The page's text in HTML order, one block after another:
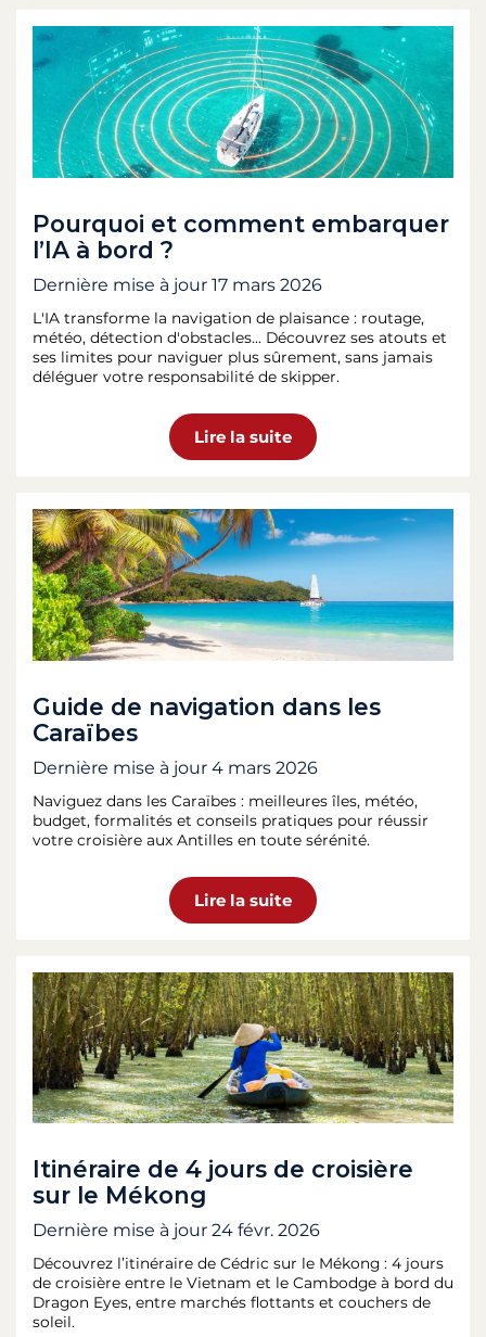
Pourquoi et comment embarquer
l’IA à bord ?
Dernière mise à jour 17 mars 2026
L'IA transforme la navigation de plaisance : routage,
météo, détection d'obstacles… Découvrez ses atouts et
ses limites pour naviguer plus sûrement, sans jamais
déléguer votre responsabilité de skipper.
Lire la suite
Guide de navigation dans les
Caraïbes
Dernière mise à jour 4 mars 2026
Naviguez dans les Caraïbes : meilleures îles, météo,
budget, formalités et conseils pratiques pour réussir
votre croisière aux Antilles en toute sérénité.
Lire la suite
Itinéraire de 4 jours de croisière
sur le Mékong
Dernière mise à jour 24 févr. 2026
Découvrez l’itinéraire de Cédric sur le Mékong : 4 jours
de croisière entre le Vietnam et le Cambodge à bord du
Dragon Eyes, entre marchés flottants et couchers de
soleil.